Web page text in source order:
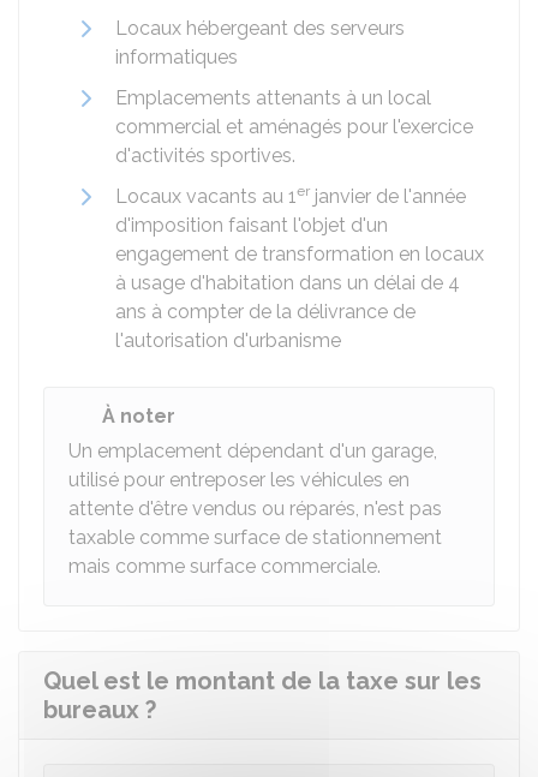
Locaux hébergeant des serveurs
informatiques
Emplacements attenants à un local
commercial et aménagés pour l'exercice
d'activités sportives.
Locaux vacants au 1er janvier de l'année
d'imposition faisant l'objet d'un
engagement de transformation en locaux
à usage d'habitation dans un délai de 4
ans à compter de la délivrance de
l'autorisation d'urbanisme
À noter
Un emplacement dépendant d'un garage,
utilisé pour entreposer les véhicules en
attente d'être vendus ou réparés, n'est pas
taxable comme surface de stationnement
mais comme surface commerciale.
Quel est le montant de la taxe sur les
bureaux ?